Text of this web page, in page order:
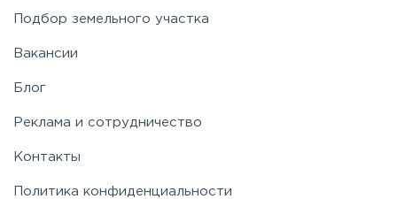
Подбор земельного участка
Вакансии
Блог
Реклама и сотрудничество
Контакты
Политика конфиденциальности